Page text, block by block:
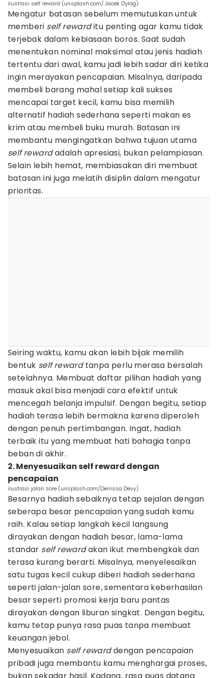
ilustrasi self reward (unsplash.com/ Jacek Dylag)
Mengatur batasan sebelum memutuskan untuk
memberi self rewarditu penting agar kamu tidak
terjebak dalam kebiasaan boros. Saat sudah
menentukan nominal maksimal atau jenis hadiah
tertentu dari awal, kamu jadi lebih sadar diri ketika
ingin merayakan pencapaian. Misalnya, daripada
membeli barang mahal setiap kali sukses
mencapai target kecil, kamu bisa memilih
alternatif hadiah sederhana seperti makan es
krim atau membeli buku murah. Batasan ini
membantu mengingatkan bahwa tujuan utama
self rewardadalah apresiasi, bukan pelampiasan.
Selain lebih hemat, membiasakan diri membuat
batasan ini juga melatih disiplin dalam mengatur
prioritas.
Seiring waktu, kamu akan lebih bijak memilih
bentuk self rewardtanpa perlu merasa bersalah
setelahnya. Membuat daftar pilihan hadiah yang
masuk akal bisa menjadi cara efektif untuk
mencegah belanja impulsif. Dengan begitu, setiap
hadiah terasa lebih bermakna karena diperoleh
dengan penuh pertimbangan. Ingat, hadiah
terbaik itu yang membuat hati bahagia tanpa
beban di akhir.
2. Menyesuaikan self reward dengan
pencapaian
ilustrasi jalan sore (unsplash.com/Denissa Devy)
Besarnya hadiah sebaiknya tetap sejalan dengan
seberapa besar pencapaian yang sudah kamu
raih. Kalau setiap langkah kecil langsung
dirayakan dengan hadiah besar, lama-lama
standar self rewardakan ikut membengkak dan
terasa kurang berarti. Misalnya, menyelesaikan
satu tugas kecil cukup diberi hadiah sederhana
seperti jalan-jalan sore, sementara keberhasilan
besar seperti promosi kerja baru pantas
dirayakan dengan liburan singkat. Dengan begitu,
kamu tetap punya rasa puas tanpa membuat
keuangan jebol.
Menyesuaikan self rewarddengan pencapaian
pribadi juga membantu kamu menghargai proses,